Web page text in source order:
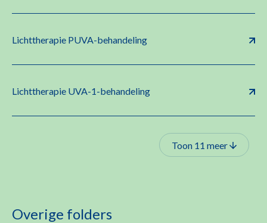
Lichttherapie PUVA-behandeling
Lichttherapie UVA-1-behandeling
Toon 11 meer
Overige folders